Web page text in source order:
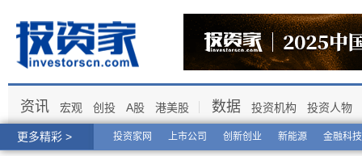
更多精彩 > 投资家网 上市公司 创新创业 新能源 金融科技
资讯 宏观 创投 A股 港美股 数据 投资机构 投资人物